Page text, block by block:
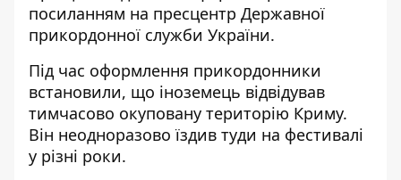
посиланням на пресцентр Державної
прикордонної служби України.
Під час оформлення прикордонники
встановили, що іноземець відвідував
тимчасово окуповану територію Криму.
Він неодноразово їздив туди на фестивалі
у різні роки.